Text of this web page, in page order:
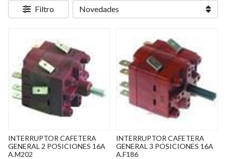
Filtro
INTERRUPTOR CAFETERA
GENERAL 2 POSICIONES 16A
A.M202
INTERRUPTOR CAFETERA
GENERAL 3 POSICIONES 16A
A.F186